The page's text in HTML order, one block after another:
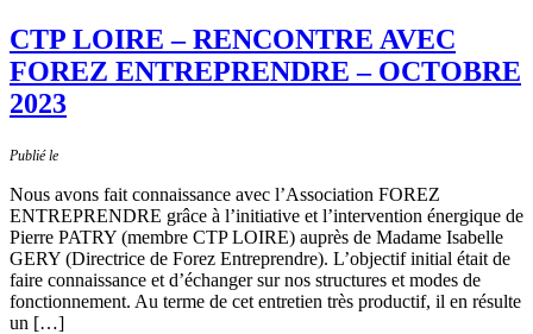
CTP LOIRE – RENCONTRE AVEC
FOREZ ENTREPRENDRE – OCTOBRE
2023
Publié le
Nous avons fait connaissance avec l’Association FOREZ
ENTREPRENDRE grâce à l’initiative et l’intervention énergique de
Pierre PATRY (membre CTP LOIRE) auprès de Madame Isabelle
GERY (Directrice de Forez Entreprendre). L’objectif initial était de
faire connaissance et d’échanger sur nos structures et modes de
fonctionnement. Au terme de cet entretien très productif, il en résulte
un […]